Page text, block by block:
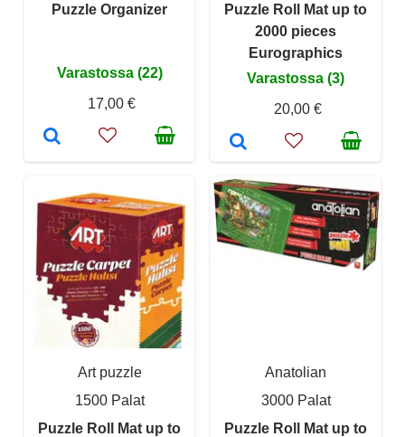
Puzzle Organizer
Varastossa (22)
17,00 €
Puzzle Roll Mat up to
2000 pieces
Eurographics
Varastossa (3)
20,00 €
Art puzzle
1500 Palat
Puzzle Roll Mat up to
Anatolian
3000 Palat
Puzzle Roll Mat up to